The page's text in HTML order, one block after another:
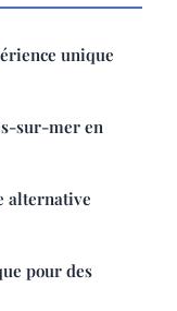
unique
sur-mer en
alternative
pour des